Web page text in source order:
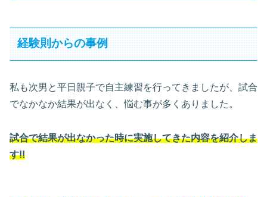
経験則からの事例
私も次男と平日親子で自主練習を行ってきましたが、試合
でなかなか結果が出なく、悩む事が多くありました。
試合で結果が出なかった時に実施してきた内容を紹介しま
す!!